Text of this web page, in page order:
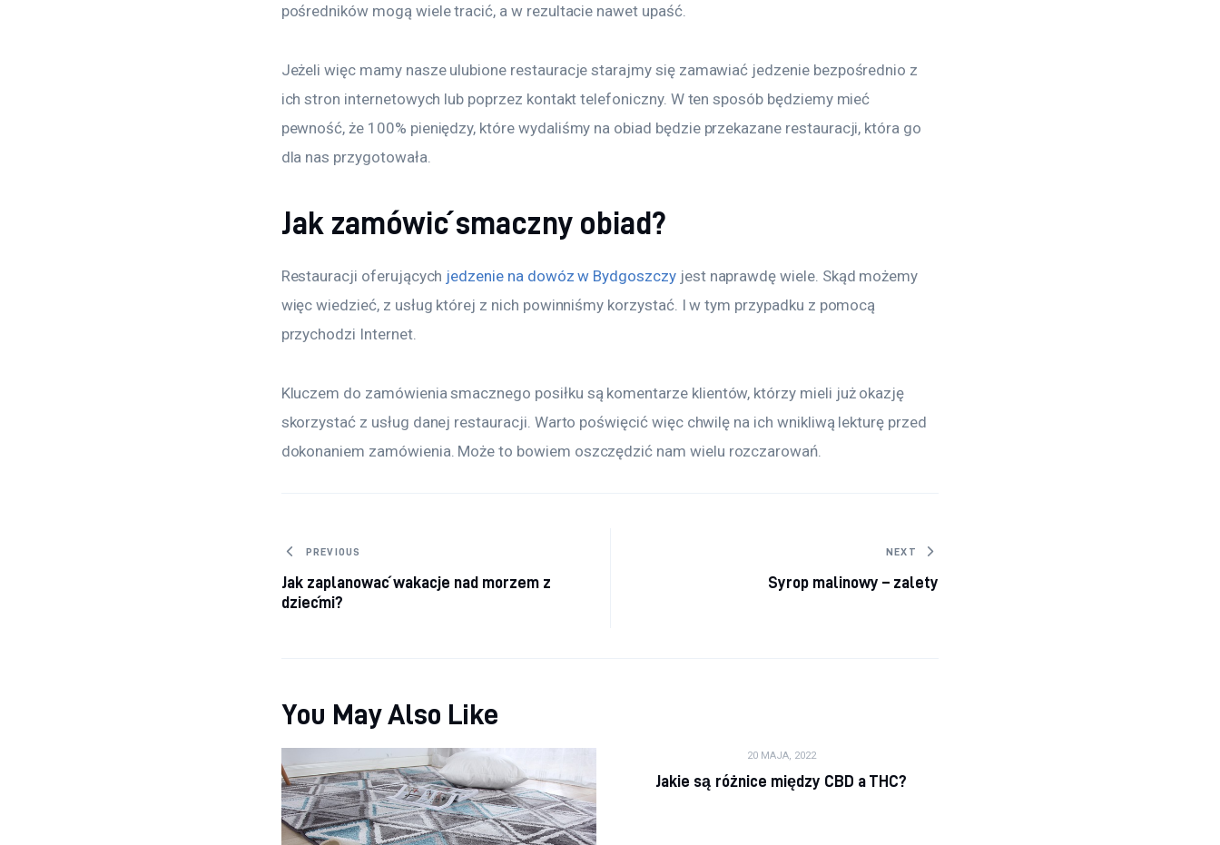
pośredników mogą wiele tracić, a w rezultacie nawet upaść.
Jeżeli więc mamy nasze ulubione restauracje starajmy się zamawiać jedzenie bezpośrednio z
ich stron internetowych lub poprzez kontakt telefoniczny. W ten sposób będziemy mieć
pewność, że 100% pieniędzy, które wydaliśmy na obiad będzie przekazane restauracji, która go
dla nas przygotowała.
Jak zamówić smaczny obiad?
Restauracji oferujących jedzenie na dowóz w Bydgoszczy jest naprawdę wiele. Skąd możemy
więc wiedzieć, z usług której z nich powinniśmy korzystać. I w tym przypadku z pomocą
przychodzi Internet.
Kluczem do zamówienia smacznego posiłku są komentarze klientów, którzy mieli już okazję
skorzystać z usług danej restauracji. Warto poświęcić więc chwilę na ich wnikliwą lekturę przed
dokonaniem zamówienia. Może to bowiem oszczędzić nam wielu rozczarowań.
Nawigacja wpisu
PREVIOUS
Jak zaplanować wakacje nad morzem z
dziećmi?
NEXT
Syrop malinowy – zalety
You May Also Like
20 MAJA, 2022
Jakie są różnice między CBD a THC?